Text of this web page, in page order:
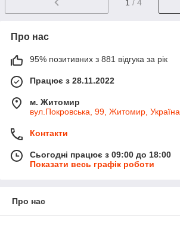
1 / 4
Про нас
95% позитивних з 881 відгука за рік
Працює з 28.11.2022
м. Житомир
вул.Покровська, 99, Житомир, Україна
Контакти
Сьогодні працює з 09:00 до 18:00
Показати весь графік роботи
Про нас